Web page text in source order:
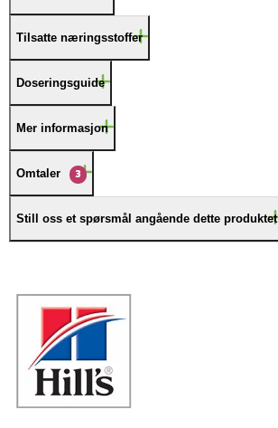
Tilsatte næringsstoffer
Doseringsguide
Mer informasjon
Omtaler 3
Still oss et spørsmål angående dette produktet